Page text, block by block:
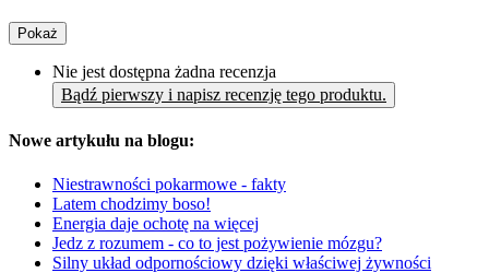
Pokaż
Nie jest dostępna żadna recenzja
Bądź pierwszy i napisz recenzję tego produktu.
Nowe artykułu na blogu:
Niestrawności pokarmowe - fakty
Latem chodzimy boso!
Energia daje ochotę na więcej
Jedz z rozumem - co to jest pożywienie mózgu?
Silny układ odpornościowy dzięki właściwej żywności